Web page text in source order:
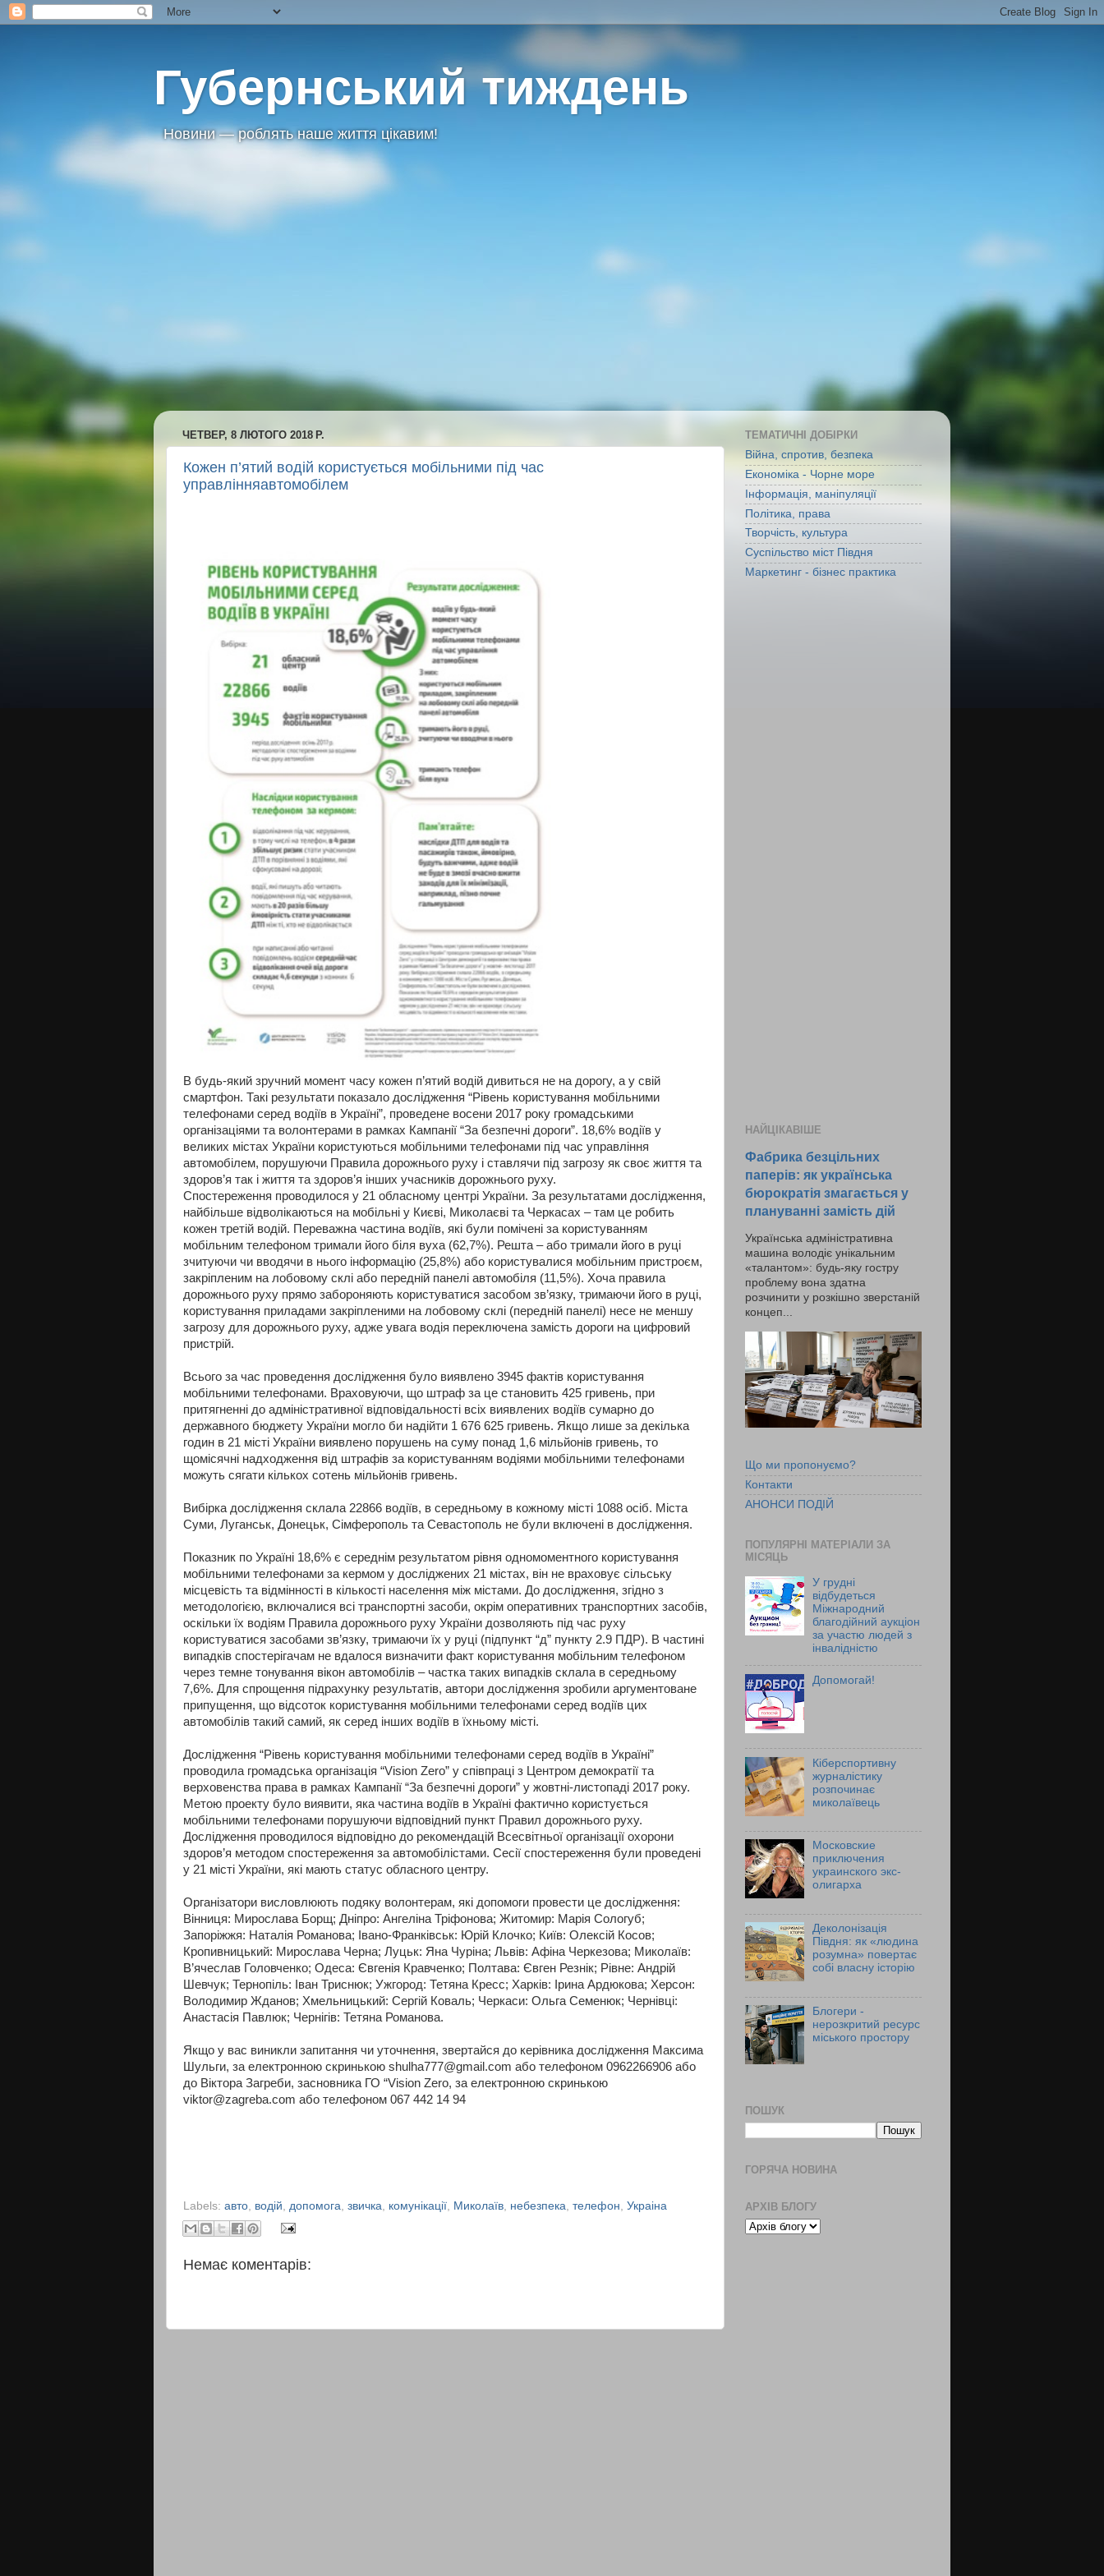
Губернський тиждень
Новини — роблять наше життя цікавим!
ЧЕТВЕР, 8 ЛЮТОГО 2018 Р.
Кожен п’ятий водій користується мобільними під час
управлінняавтомобілем
В будь-який зручний момент часу кожен п’ятий водій дивиться не на дорогу, а у свій
смартфон. Такі результати показало дослідження “Рівень користування мобільними
телефонами серед водіїв в Україні”, проведене восени 2017 року громадськими
організаціями та волонтерами в рамках Кампанії “За безпечні дороги”. 18,6% водіїв у
великих містах України користуються мобільними телефонами під час управління
автомобілем, порушуючи Правила дорожнього руху і ставлячи під загрозу як своє життя та
здоров’я так і життя та здоров’я інших учасників дорожнього руху.
Спостереження проводилося у 21 обласному центрі України. За результатами дослідження,
найбільше відволікаються на мобільні у Києві, Миколаєві та Черкасах – там це робить
кожен третій водій. Переважна частина водіїв, які були помічені за користуванням
мобільним телефоном тримали його біля вуха (62,7%). Решта – або тримали його в руці
зчитуючи чи вводячи в нього інформацію (25,8%) або користувалися мобільним пристроєм,
закріпленим на лобовому склі або передній панелі автомобіля (11,5%). Хоча правила
дорожнього руху прямо забороняють користуватися засобом зв’язку, тримаючи його в руці,
користування приладами закріпленими на лобовому склі (передній панелі) несе не меншу
загрозу для дорожнього руху, адже увага водія переключена замість дороги на цифровий
пристрій.
Всього за час проведення дослідження було виявлено 3945 фактів користування
мобільними телефонами. Враховуючи, що штраф за це становить 425 гривень, при
притягненні до адміністративної відповідальності всіх виявлених водіїв сумарно до
державного бюджету України могло би надійти 1 676 625 гривень. Якщо лише за декілька
годин в 21 місті України виявлено порушень на суму понад 1,6 мільйонів гривень, то
щомісячні надходження від штрафів за користуванням водіями мобільними телефонами
можуть сягати кількох сотень мільйонів гривень.
Вибірка дослідження склала 22866 водіїв, в середньому в кожному місті 1088 осіб. Міста
Суми, Луганськ, Донецьк, Сімферополь та Севастополь не були включені в дослідження.
Показник по Україні 18,6% є середнім результатом рівня одномоментного користування
мобільними телефонами за кермом у досліджених 21 містах, він не враховує сільську
місцевість та відмінності в кількості населення між містами. До дослідження, згідно з
методологією, включалися всі транспортні засоби, окрім оперативних транспортних засобів,
оскільки їх водіям Правила дорожнього руху України дозволяють під час руху
користуватися засобами зв’язку, тримаючи їх у руці (підпункт “д” пункту 2.9 ПДР). В частині
випадків спостерігачам не вдалося визначити факт користування мобільним телефоном
через темне тонування вікон автомобілів – частка таких випадків склала в середньому
7,6%. Для спрощення підрахунку результатів, автори дослідження зробили аргументоване
припущення, що відсоток користування мобільними телефонами серед водіїв цих
автомобілів такий самий, як серед інших водіїв в їхньому місті.
Дослідження “Рівень користування мобільними телефонами серед водіїв в Україні”
проводила громадська організація “Vision Zero” у співпраці з Центром демократії та
верховенства права в рамках Кампанії “За безпечні дороги” у жовтні-листопаді 2017 року.
Метою проекту було виявити, яка частина водіїв в Україні фактично користується
мобільними телефонами порушуючи відповідний пункт Правил дорожнього руху.
Дослідження проводилося відповідно до рекомендацій Всесвітньої організації охорони
здоров’я методом спостереження за автомобілістами. Сесії спостереження були проведені
у 21 місті України, які мають статус обласного центру.
Організатори висловлюють подяку волонтерам, які допомоги провести це дослідження:
Вінниця: Мирослава Борщ; Дніпро: Ангеліна Тріфонова; Житомир: Марія Сологуб;
Запоріжжя: Наталія Романова; Івано-Франківськ: Юрій Клочко; Київ: Олексій Косов;
Кропивницький: Мирослава Черна; Луцьк: Яна Чуріна; Львів: Афіна Черкезова; Миколаїв:
В’ячеслав Головченко; Одеса: Євгенія Кравченко; Полтава: Євген Резнік; Рівне: Андрій
Шевчук; Тернопіль: Іван Триснюк; Ужгород: Тетяна Кресс; Харків: Ірина Ардюкова; Херсон:
Володимир Жданов; Хмельницький: Сергій Коваль; Черкаси: Ольга Семенюк; Чернівці:
Анастасія Павлюк; Чернігів: Тетяна Романова.
Якщо у вас виникли запитання чи уточнення, звертайся до керівника дослідження Максима
Шульги, за електронною скринькою shulha777@gmail.com або телефоном 0962266906 або
до Віктора Загреби, засновника ГО “Vision Zero, за електронною скринькою
viktor@zagreba.com або телефоном 067 442 14 94
Labels: авто, водій, допомога, звичка, комунікації, Миколаїв, небезпека, телефон, Украіна
Немає коментарів:
ТЕМАТИЧНІ ДОБІРКИ
Війна, спротив, безпека
Економіка - Чорне море
Інформація, маніпуляції
Політика, права
Творчість, культура
Суспільство міст Півдня
Маркетинг - бізнес практика
НАЙЦІКАВІШЕ
Фабрика безцільних
паперів: як українська
бюрократія змагається у
плануванні замість дій
Українська адміністративна
машина володіє унікальним
«талантом»: будь-яку гостру
проблему вона здатна
розчинити у розкішно зверстаній
концеп...
Що ми пропонуємо?
Контакти
АНОНСИ ПОДІЙ
ПОПУЛЯРНІ МАТЕРІАЛИ ЗА
МІСЯЦЬ
У грудні
відбудеться
Міжнародний
благодійний аукціон
за участю людей з
інвалідністю
Допомогай!
Кіберспортивну
журналістику
розпочинає
миколаївець
Московские
приключения
украинского экс-
олигарха
Деколонізація
Півдня: як «людина
розумна» повертає
собі власну історію
Блогери -
нерозкритий ресурс
міського простору
ПОШУК
ГОРЯЧА НОВИНА
АРХІВ БЛОГУ